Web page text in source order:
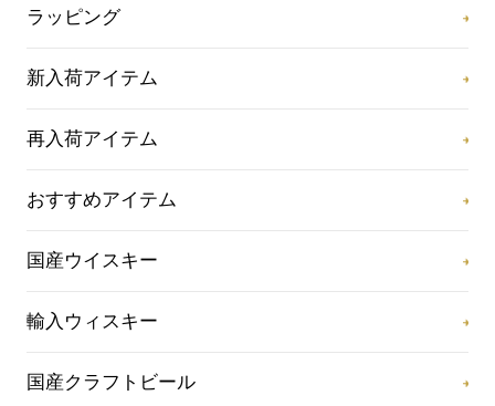
ラッピング
新入荷アイテム
再入荷アイテム
おすすめアイテム
国産ウイスキー
輸入ウィスキー
国産クラフトビール